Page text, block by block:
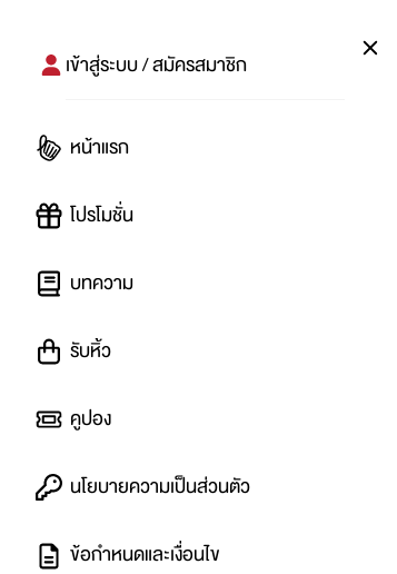
เข้าสู่ระบบ / สมัครสมาชิก
หน้าแรก
โปรโมชั่น
บทความ
รับหิ้ว
คูปอง
นโยบายความเป็นส่วนตัว
ข้อกำหนดและเงื่อนไข
#
ปันโปร PUNPRO ที่ 1 ด้านโปรโมชัน